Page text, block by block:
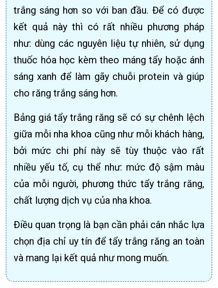
trắng sáng hơn so với ban đầu. Để có được
kết quả này thì có rất nhiều phương pháp
như: dùng các nguyên liệu tự nhiên, sử dụng
thuốc hóa học kèm theo máng tẩy hoặc ánh
sáng xanh để làm gãy chuỗi protein và giúp
cho răng trắng sáng hơn.
Bảng giá tẩy trắng răng sẽ có sự chênh lệch
giữa mỗi nha khoa cũng như mỗi khách hàng,
bởi mức chi phí này sẽ tùy thuộc vào rất
nhiều yếu tố, cụ thể như: mức độ sậm màu
của mỗi người, phương thức tẩy trắng răng,
chất lượng dịch vụ của nha khoa.
Điều quan trọng là bạn cần phải cân nhắc lựa
chọn địa chỉ uy tín để tẩy trắng răng an toàn
và mang lại kết quả như mong muốn.